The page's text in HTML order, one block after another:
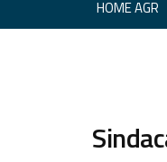
HOME AGR